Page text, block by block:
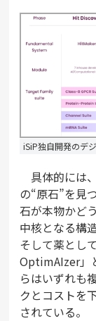
iSiP独自開発のデ
具体的には
の“原石”を見
石が本物かど
中核となる構
そして薬とし
OptimAIzer」
らはいずれも
クとコストを
されている。